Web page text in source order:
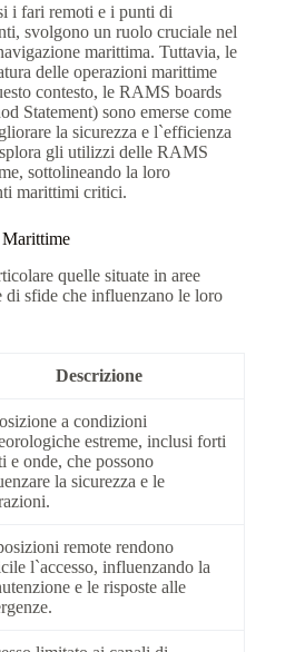
i fari remoti e i punti di
svolgono un ruolo cruciale nel
marittima. Tuttavia, le
delle operazioni marittime
contesto, le RAMS boards
Statement) sono emerse come
la sicurezza e l`efficienza
gli utilizzi delle RAMS
sottolineando la loro
marittimi critici.
quelle situate in aree
di sfide che influenzano le loro
Descrizione
a condizioni
estreme, inclusi forti
e onde, che possono
la sicurezza e le
remote rendono
l`accesso, influenzando la
e le risposte alle